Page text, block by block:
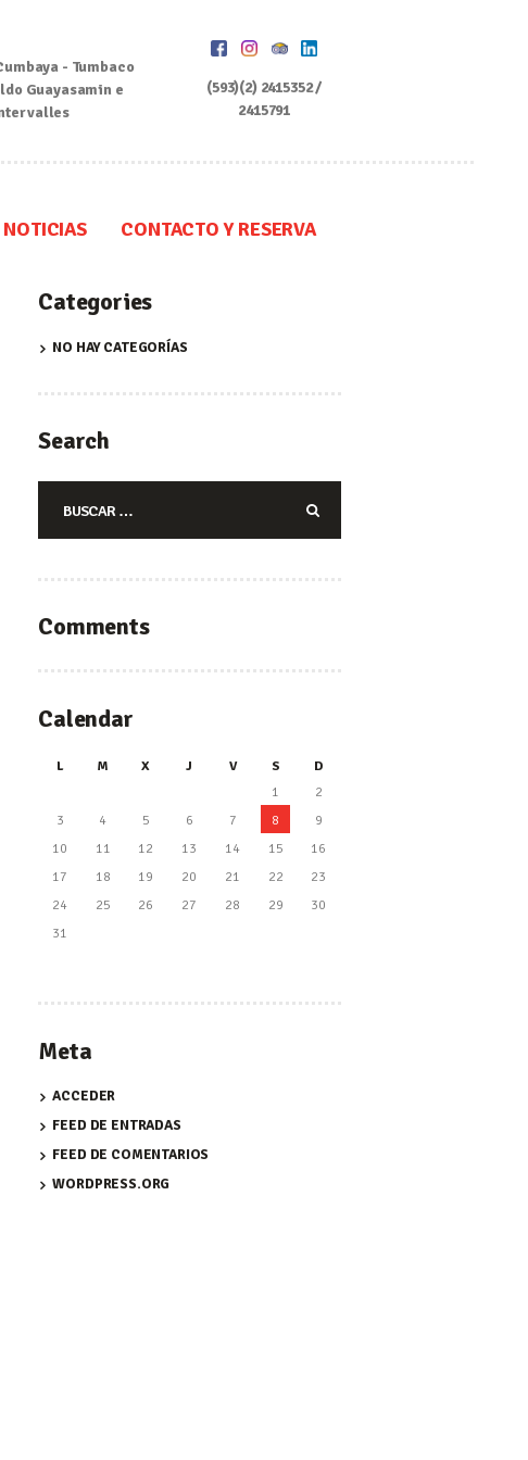
- Tumbaco
Guayasamin e
(593)(2) 2415352 /
2415791
NOTICIAS CONTACTO Y RESERVA
Categories
NO HAY CATEGORÍAS
Search
Comments
Calendar
L M X J V S
D
1
2
3
4 5 6 7 8
9
10
11 12 13 14 15
16
17
18 19 20 21 22
23
24
25 26 27 28 29
30
31
Meta
ACCEDER
FEED DE ENTRADAS
FEED DE COMENTARIOS
WORDPRESS.ORG